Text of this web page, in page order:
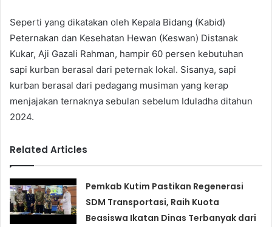
Seperti yang dikatakan oleh Kepala Bidang (Kabid)
Peternakan dan Kesehatan Hewan (Keswan) Distanak
Kukar, Aji Gazali Rahman, hampir 60 persen kebutuhan
sapi kurban berasal dari peternak lokal. Sisanya, sapi
kurban berasal dari pedagang musiman yang kerap
menjajakan ternaknya sebulan sebelum Iduladha ditahun
2024.
Related Articles
Pemkab Kutim Pastikan Regenerasi
SDM Transportasi, Raih Kuota
Beasiswa Ikatan Dinas Terbanyak dari